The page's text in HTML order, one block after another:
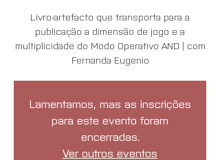
Livro-artefacto que transporta para a
publicação a dimensão de jogo e a
multiplicidade do Modo Operativo AND | com
Fernanda Eugenio
Lamentamos, mas as inscrições
para este evento foram
encerradas.
Ver outros eventos